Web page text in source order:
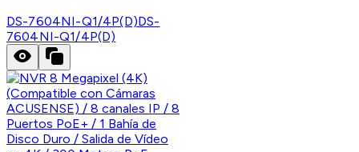
DS-7604NI-Q1/4P(D)DS-
7604NI-Q1/4P(D)